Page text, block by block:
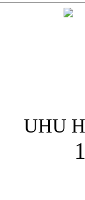
UHU